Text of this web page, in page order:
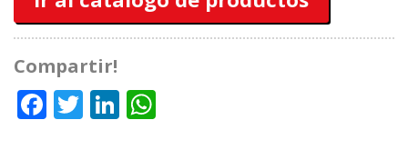
Compartir!
Facebook
TwitterLinkedIn